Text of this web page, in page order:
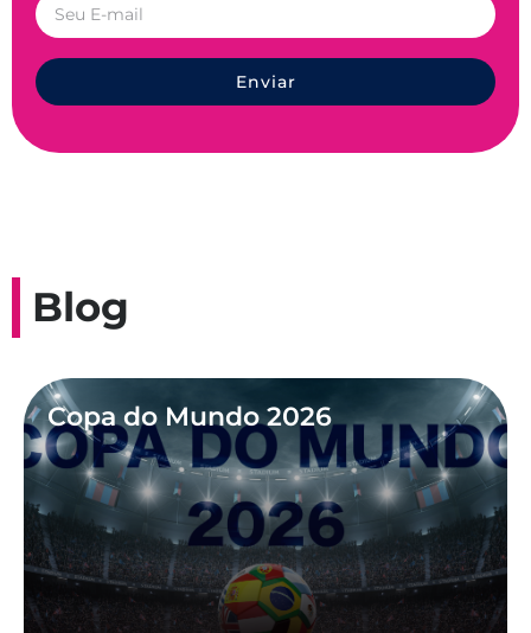
Enviar
Blog
Copa do Mundo 2026